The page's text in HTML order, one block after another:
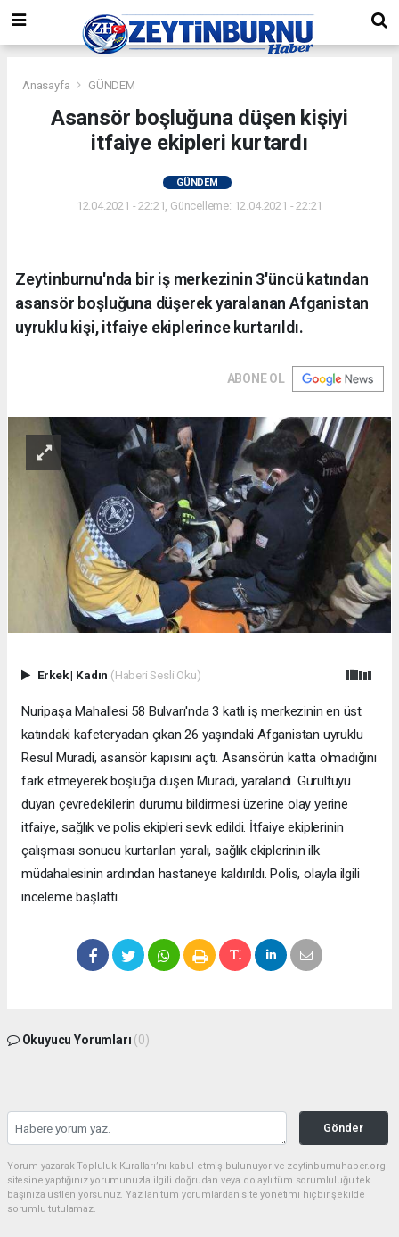
Anasayfa GÜNDEM
Asansör boşluğuna düşen kişiyi
itfaiye ekipleri kurtardı
GÜNDEM
12.04.2021 - 22:21, Güncelleme: 12.04.2021 - 22:21
Zeytinburnu'nda bir iş merkezinin 3'üncü katından
asansör boşluğuna düşerek yaralanan Afganistan
uyruklu kişi, itfaiye ekiplerince kurtarıldı.
ABONE OL
Erkek| Kadın (Haberi Sesli Oku)
Nuripaşa Mahallesi 58 Bulvarı'nda 3 katlı iş merkezinin en üst
katındaki kafeteryadan çıkan 26 yaşındaki Afganistan uyruklu
Resul Muradi, asansör kapısını açtı. Asansörün katta olmadığını
fark etmeyerek boşluğa düşen Muradi, yaralandı. Gürültüyü
duyan çevredekilerin durumu bildirmesi üzerine olay yerine
itfaiye, sağlık ve polis ekipleri sevk edildi. İtfaiye ekiplerinin
çalışması sonucu kurtarılan yaralı, sağlık ekiplerinin ilk
müdahalesinin ardından hastaneye kaldırıldı. Polis, olayla ilgili
inceleme başlattı.
Okuyucu Yorumları (0)
Gönder
Yorum yazarak Topluluk Kuralları’nı kabul etmiş bulunuyor ve zeytinburnuhaber.org
sitesine yaptığınız yorumunuzla ilgili doğrudan veya dolaylı tüm sorumluluğu tek
başınıza üstleniyorsunuz. Yazılan tüm yorumlardan site yönetimi hiçbir şekilde
sorumlu tutulamaz.